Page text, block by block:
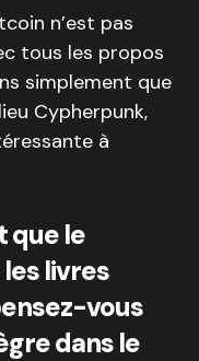
n’est pas
tous les propos
simplement que
Cypherpunk,
à
que le
livres
vous
dans le